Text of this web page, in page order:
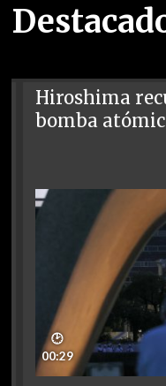
Hiroshima
bomba
🕑
00:29